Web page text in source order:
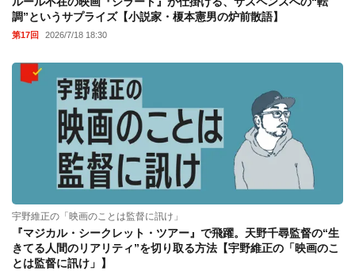
調”というサプライズ【小説家・榎本憲男の炉前散語】
第17回 2026/7/18 18:30
宇野維正の「映画のことは監督に訊け」
『マジカル・シークレット・ツアー』で飛躍。天野千尋監督の“生
きてる人間のリアリティ”を切り取る方法【宇野維正の「映画のこ
とは監督に訊け」】